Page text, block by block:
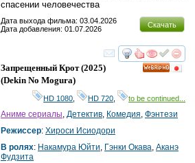
спасении человечества
Скачать
Дата выхода фильма: 03.04.2026
Дата добавления: 01.07.2026
смотреть
Запрещенный Крот(2025)
(Dekin No Mogura)
HD 1080, HD 720, to be continued...
Аниме сериалы, Детектив, Комедия, Фэнтези
Режиссер: Хироси Исиодори
В ролях: Накамура Юйти, Гэнки Окава, Аканэ
Фудзита